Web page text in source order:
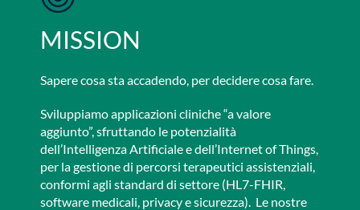
MISSION
Sapere cosa sta accadendo, per decidere cosa fare.
Sviluppiamo applicazioni cliniche “a valore
aggiunto”, sfruttando le potenzialità
dell’Intelligenza Artificiale e dell’Internet of Things,
per la gestione di percorsi terapeutici assistenziali,
conformi agli standard di settore (HL7-FHIR,
software medicali, privacy e sicurezza). Le nostre